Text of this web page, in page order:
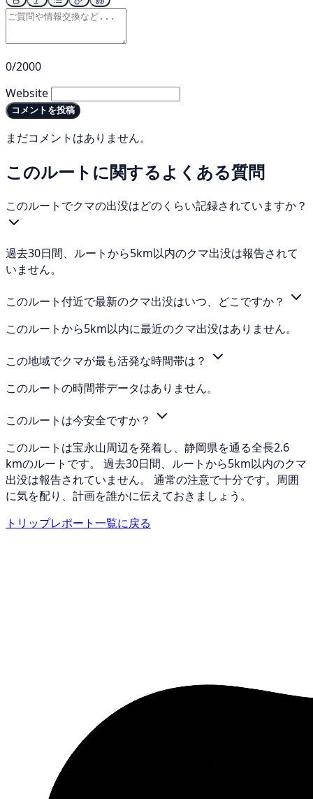
0/2000
Website
コメントを投稿
まだコメントはありません。
このルートに関するよくある質問
このルートでクマの出没はどのくらい記録されていますか？
過去30日間、ルートから5km以内のクマ出没は報告されて
いません。
このルート付近で最新のクマ出没はいつ、どこですか？
このルートから5km以内に最近のクマ出没はありません。
この地域でクマが最も活発な時間帯は？
このルートの時間帯データはありません。
このルートは今安全ですか？
このルートは宝永山周辺を発着し、静岡県を通る全長2.6
kmのルートです。 過去30日間、ルートから5km以内のクマ
出没は報告されていません。 通常の注意で十分です。周囲
に気を配り、計画を誰かに伝えておきましょう。
トリップレポート一覧に戻る